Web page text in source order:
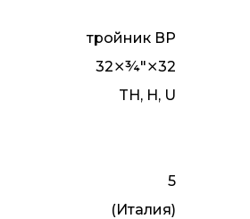
тройник ВР
32⨯¾"⨯32
TH, H, U
5
(Италия)